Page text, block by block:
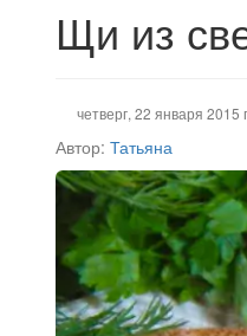
Щи из
четверг, 22 января 2015
Автор: Татьяна